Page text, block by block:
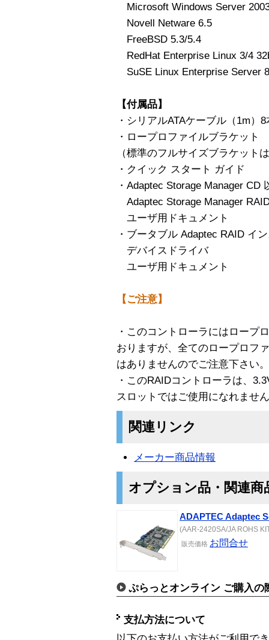
Microsoft Windows Server
Novell Netware 6.5
FreeBSD 5.3/5.4
RedHat Enterprise Linux 3/4
SuSE Linux Enterprise Server
【付属品】
・シリアルATAケーブル（1m）8
・ロープロファイルブラケット
（標準のフルサイズブラケット
・クイック スタート ガイド
・Adaptec Storage Manager CD
Adaptec Storage Manager
ユーザ用ドキュメント
・ブータブル Adaptec RAID イ
デバイスドライバ
ユーザ用ドキュメント
【ご注意】
・このコントローラにはロープ
おりますが、全てのロープロフ
はありませんのでご注意下さい。
・このRAIDコントローラは、
スロットではご使用になれませ
関連リンク
メーカー商品情報
オプション品・関連商
ADAPTEC Adaptec
(AAR-2420SA/JA ROHS
販売価格 お問合せ
ぷらっとオンライン ご購入の
支払方法について